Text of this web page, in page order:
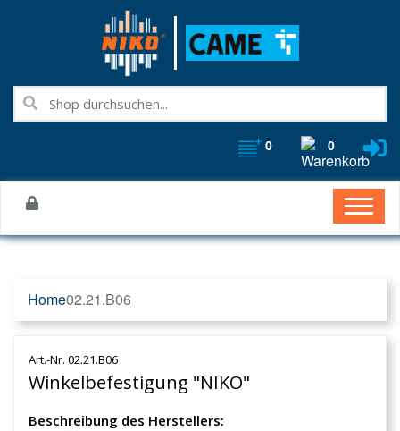
0 0
Home02.21.B06
Art.-Nr. 02.21.B06
Winkelbefestigung "NIKO"
Beschreibung des Herstellers: